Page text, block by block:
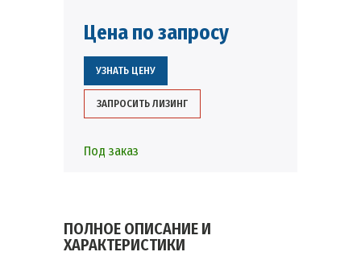
Цена по запросу
УЗНАТЬ ЦЕНУ
ЗАПРОСИТЬ ЛИЗИНГ
Под заказ
ПОЛНОЕ ОПИСАНИЕ И
ХАРАКТЕРИСТИКИ